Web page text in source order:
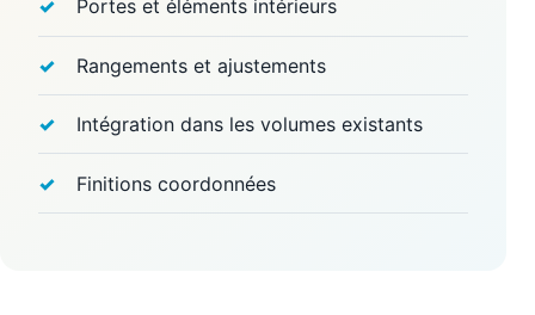
Portes et éléments intérieurs
Rangements et ajustements
Intégration dans les volumes existants
Finitions coordonnées